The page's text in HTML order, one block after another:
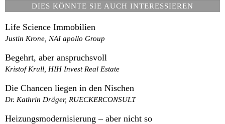
DIES KÖNNTE SIE AUCH INTERESSIEREN
Life Science Immobilien
Justin Krone, NAI apollo Group
Begehrt, aber anspruchsvoll
Kristof Krull, HIH Invest Real Estate
Die Chancen liegen in den Nischen
Dr. Kathrin Dräger, RUECKERCONSULT
Heizungsmodernisierung – aber nicht so